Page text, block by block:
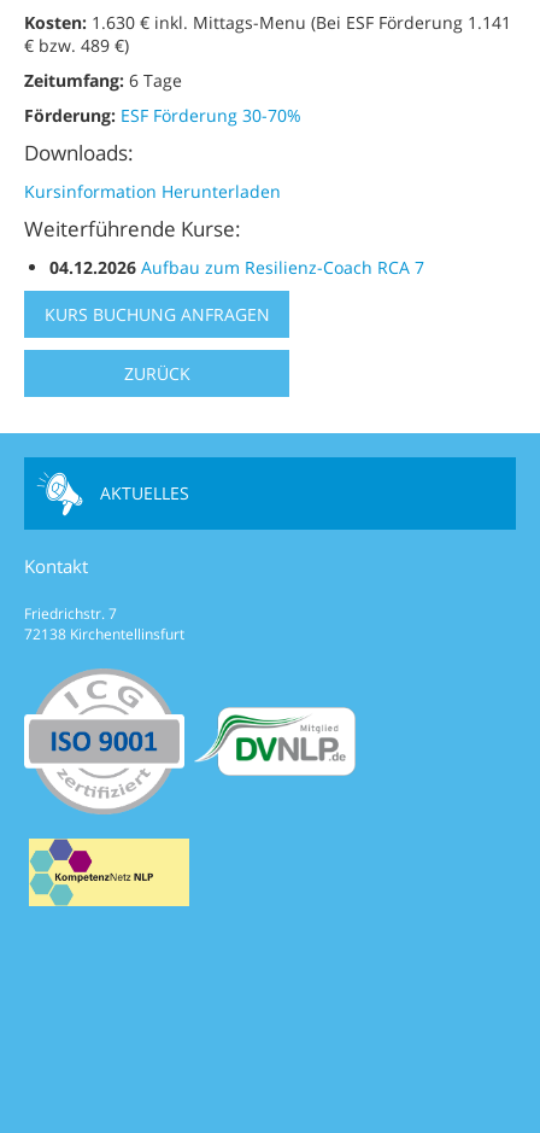
Kosten: 1.630 € inkl. Mittags-Menu (Bei ESF Förderung 1.141
€ bzw. 489 €)
Zeitumfang: 6 Tage
Förderung: ESF Förderung 30-70%
Downloads:
Kursinformation Herunterladen
Weiterführende Kurse:
04.12.2026 Aufbau zum Resilienz-Coach RCA 7
KURS BUCHUNG ANFRAGEN
ZURÜCK
AKTUELLES
Kontakt
Friedrichstr. 7
72138 Kirchentellinsfurt